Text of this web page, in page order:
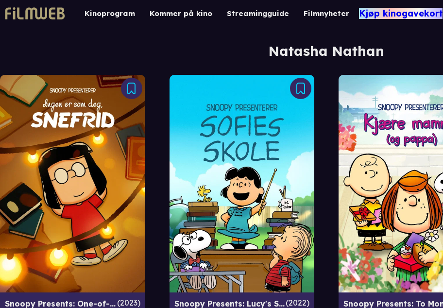
Kinoprogram Kommer på kino Streamingguide Filmnyheter Kjøp kinogavekort
Natasha Nathan
Snoopy Presents: One-of-a-Kind Marcie 2023 Snoopy Presents: Lucy's School 2022